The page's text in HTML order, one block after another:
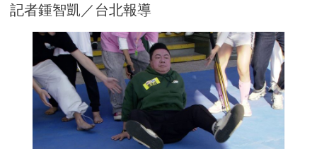
記者鍾智凱／台北報導